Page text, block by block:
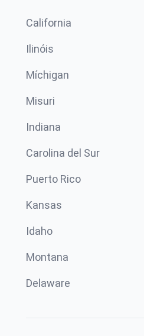
California
Ilinóis
Míchigan
Misuri
Indiana
Carolina del Sur
Puerto Rico
Kansas
Idaho
Montana
Delaware